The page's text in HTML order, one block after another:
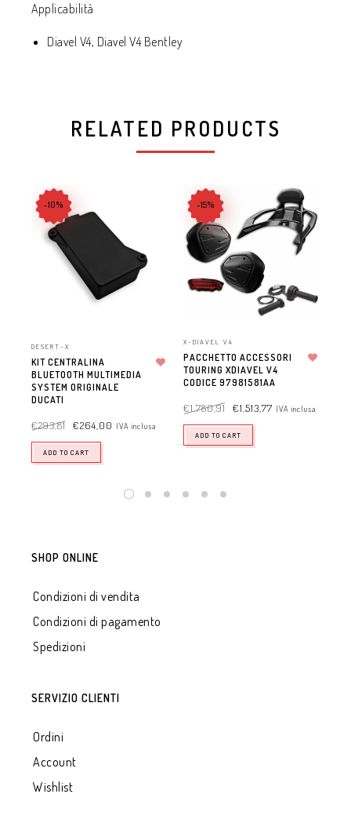
Applicabilità
Diavel V4, Diavel V4 Bentley
RELATED PRODUCTS
-10%
DESERT-X
KIT CENTRALINA
BLUETOOTH MULTIMEDIA
SYSTEM ORIGINALE
DUCATI
€293,81 €264,00 IVA inclusa
ADD TO CART
-15%
X-DIAVEL V4
PACCHETTO ACCESSORI
TOURING XDIAVEL V4
CODICE 97981581AA
€1.780,91 €1.513,77 IVA inclusa
ADD TO CART
SHOP ONLINE
Condizioni di vendita
Condizioni di pagamento
Spedizioni
SERVIZIO CLIENTI
Ordini
Account
Wishlist